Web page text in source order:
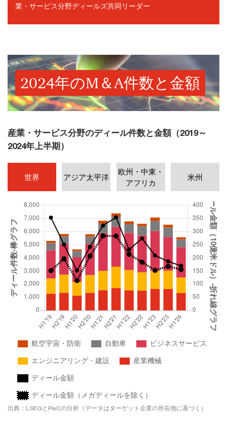
業・サービス分野ディールズ共同リーダー
2024年のM＆A件数と金額
産業・サービス分野のディール件数と金額（2019～
2024年上半期）
世界 アジア太平洋
欧州・中東・
アフリカ
米州
出典：LSEGとPwCの分析（データはターゲット企業の所在地に基づく）